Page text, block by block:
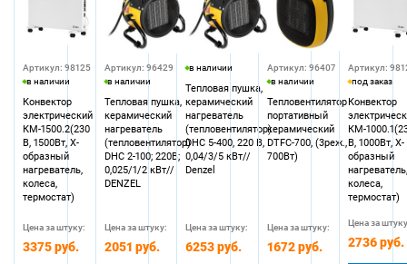
По цене
Артикул: 98125
в наличии
Конвектор
электрический
КМ-1500.2(230
В, 1500Вт, X-
образный
нагреватель,
колеса,
термостат)
Цена за штуку:
3375 руб.
Артикул: 96429
в наличии
Тепловая пушка,
керамический
нагреватель
(тепловентилятор)
DHC 2-100; 220В;
0,025/1/2 кВт//
DENZEL
Цена за штуку:
2051 руб.
в наличии
Тепловая пушка,
керамический
нагреватель
(тепловентилятор)
DHC 5-400, 220 В,
0,04/3/5 кВт//
Denzel
Цена за штуку:
6253 руб.
Артикул: 96407
в наличии
Тепловентилятор
портативный
керамический
DTFC-700, (3реж.,
700Вт)
Цена за штуку:
1672 руб.
Артикул:
под заказ
Конвектор
КМ-
В, 1000Вт, X-
образный
колеса,
термостат)
Цена за
2736 руб.